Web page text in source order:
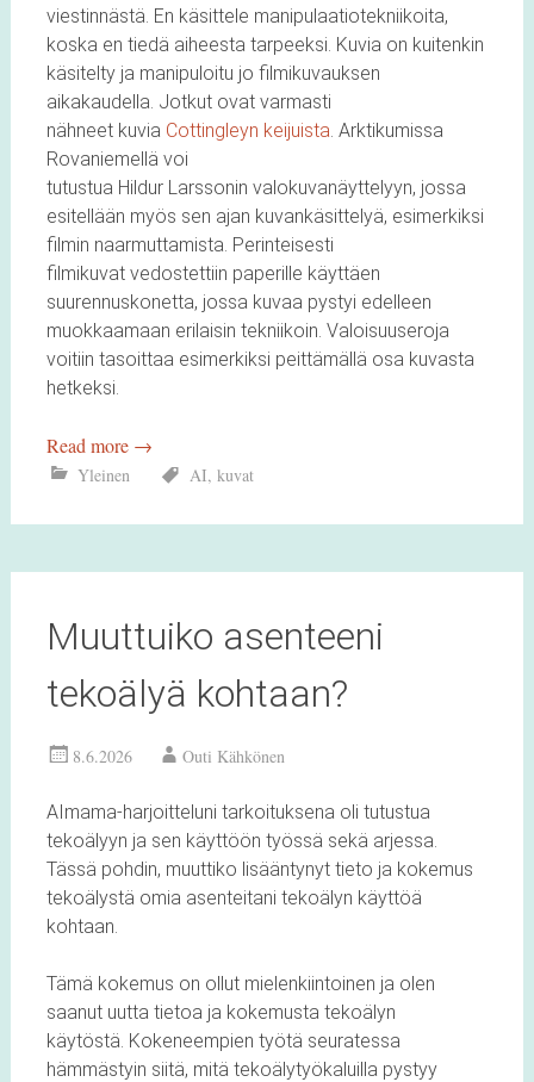
viestinnästä. En käsittele manipulaatiotekniikoita,
koska en tiedä aiheesta tarpeeksi. Kuvia on kuitenkin
käsitelty ja manipuloitu jo filmikuvauksen
aikakaudella. Jotkut ovat varmasti
nähneet kuvia Cottingleyn keijuista. Arktikumissa
Rovaniemellä voi
tutustua Hildur Larssonin valokuvanäyttelyyn, jossa
esitellään myös sen ajan kuvankäsittelyä, esimerkiksi
filmin naarmuttamista. Perinteisesti
filmikuvat vedostettiin paperille käyttäen
suurennuskonetta, jossa kuvaa pystyi edelleen
muokkaamaan erilaisin tekniikoin. Valoisuuseroja
voitiin tasoittaa esimerkiksi peittämällä osa kuvasta
hetkeksi.
Read more →
Yleinen AI, kuvat
Muuttuiko asenteeni
tekoälyä kohtaan?
8.6.2026 Outi Kähkönen
AImama-harjoitteluni tarkoituksena oli tutustua
tekoälyyn ja sen käyttöön työssä sekä arjessa.
Tässä pohdin, muuttiko lisääntynyt tieto ja kokemus
tekoälystä omia asenteitani tekoälyn käyttöä
kohtaan.
Tämä kokemus on ollut mielenkiintoinen ja olen
saanut uutta tietoa ja kokemusta tekoälyn
käytöstä. Kokeneempien työtä seuratessa
hämmästyin siitä, mitä tekoälytyökaluilla pystyy